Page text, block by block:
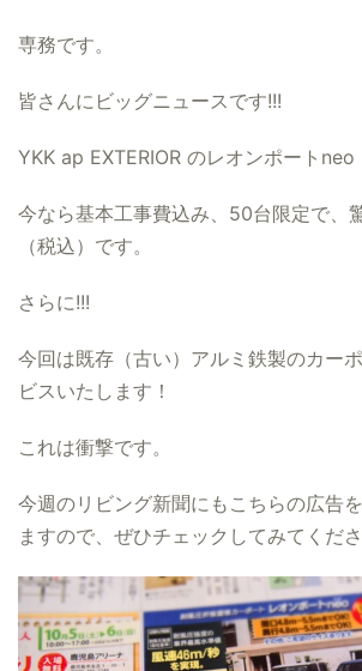
専務です。
皆さんにビッグニュースです!!!
YKK ap EXTERIOR のレオンポートneo
今なら基本工事費込み、50台限定で、
（税込）です。
さらに!!!
今回は既存（古い）アルミ鉄製のカー
ビスいたします！
これは衝撃です。
今週のリビング新聞にもこちらの広告
ますので、ぜひチェックしてみてくだ